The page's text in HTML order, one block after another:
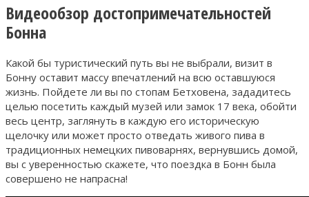
Видеообзор достопримечательностей
Бонна
Какой бы туристический путь вы не выбрали, визит в
Бонну оставит массу впечатлений на всю оставшуюся
жизнь. Пойдете ли вы по стопам Бетховена, зададитесь
целью посетить каждый музей или замок 17 века, обойти
весь центр, заглянуть в каждую его историческую
щелочку или может просто отведать живого пива в
традиционных немецких пивоварнях, вернувшись домой,
вы с уверенностью скажете, что поездка в Бонн была
совершено не напрасна!